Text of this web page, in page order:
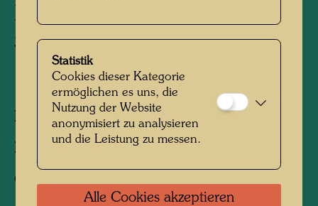
Hundertwasser mit Dietmar-
Schönherr
Personen am Foto: Dietmar Schönherr
Fotograf: Unbekannt Unknown
Copyright:
Statistik
Cookies dieser Kategorie
ermöglichen es uns, die
Nutzung der Website
anonymisiert zu analysieren
und die Leistung zu messen.
Alle Cookies akzeptieren